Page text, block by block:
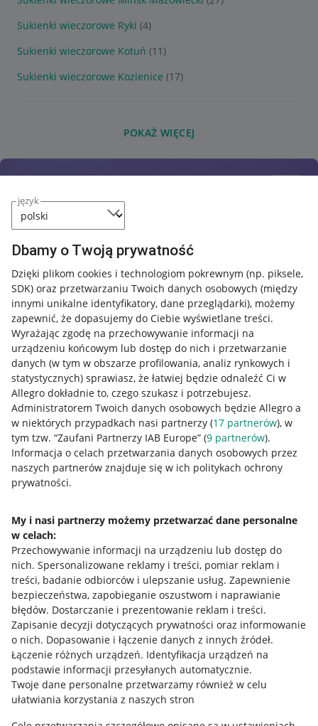
język
Dbamy o Twoją prywatność
Dzięki plikom cookies i technologiom pokrewnym (np. piksele,
SDK) oraz przetwarzaniu Twoich danych osobowych (między
innymi unikalne identyfikatory, dane przeglądarki), możemy
zapewnić, że dopasujemy do Ciebie wyświetlane treści.
Wyrażając zgodę na przechowywanie informacji na
urządzeniu końcowym lub dostęp do nich i przetwarzanie
danych (w tym w obszarze profilowania, analiz rynkowych i
statystycznych) sprawiasz, że łatwiej będzie odnaleźć Ci w
Allegro dokładnie to, czego szukasz i potrzebujesz.
Administratorem Twoich danych osobowych będzie Allegro a
w niektórych przypadkach nasi partnerzy (17 partnerów), w
tym tzw. “Zaufani Partnerzy IAB Europe” (9 partnerów).
Informacja o celach przetwarzania danych osobowych przez
naszych partnerów znajduje się w ich politykach ochrony
prywatności.
My i nasi partnerzy możemy przetwarzać dane personalne
w celach:
Przechowywanie informacji na urządzeniu lub dostęp do
nich. Spersonalizowane reklamy i treści, pomiar reklam i
treści, badanie odbiorców i ulepszanie usług. Zapewnienie
bezpieczeństwa, zapobieganie oszustwom i naprawianie
błędów. Dostarczanie i prezentowanie reklam i treści.
Zapisanie decyzji dotyczących prywatności oraz informowanie
o nich. Dopasowanie i łączenie danych z innych źródeł.
Łączenie różnych urządzeń. Identyfikacja urządzeń na
podstawie informacji przesyłanych automatycznie.
Twoje dane personalne przetwarzamy również w celu
ułatwiania korzystania z naszych stron
Sukienki wieczorowe Ryki (4)
Sukienki wieczorowe Kotuń (11)
Sukienki wieczorowe Kozienice (17)
POKAŻ WIĘCEJ
Przydatne informacje
Jak to działa
Allegro Gadane dla sprzedających
Allegro Gadane dla kupujących
Mapa miejscowości
Informacje prawne
Regulamin
Polityka plików "cookies"
Ustawienia plików "cookies"